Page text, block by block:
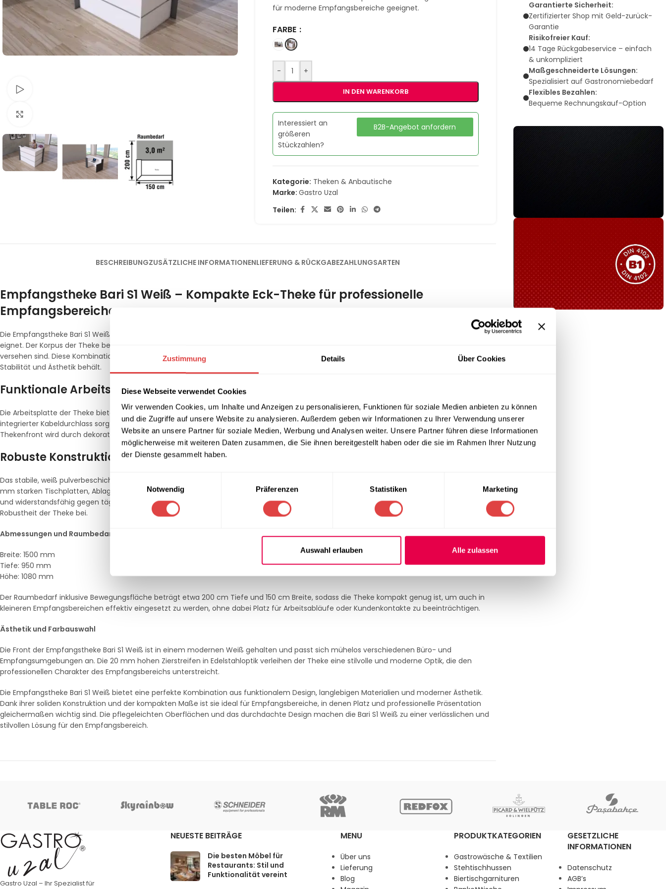
Zustimmung Details Über Cookies
Diese Webseite verwendet Cookies
Wir verwenden Cookies, um Inhalte und Anzeigen zu personalisieren, Funktionen für soziale Medien anbieten zu können
und die Zugriffe auf unsere Website zu analysieren. Außerdem geben wir Informationen zu Ihrer Verwendung unserer
Website an unsere Partner für soziale Medien, Werbung und Analysen weiter. Unsere Partner führen diese Informationen
möglicherweise mit weiteren Daten zusammen, die Sie ihnen bereitgestellt haben oder die sie im Rahmen Ihrer Nutzung
der Dienste gesammelt haben.
Einwilligungsauswahl
Notwendig
Präferenzen Statistiken Marketing
Auswahl erlauben Alle zulassen
für moderne Empfangsbereiche geeignet.
FARBE
- +
IN DEN WARENKORB
Interessiert an
größeren
Stückzahlen?
B2B-Angebot anfordern
Kategorie: Theken & Anbautische
Marke:Gastro Uzal
Teilen:
BESCHREIBUNGZUSÄTZLICHE INFORMATIONENLIEFERUNG & RÜCKGABEZAHLUNGSARTEN
Empfangstheke Bari S1 Weiß – Kompakte Eck-Theke für professionelle
Empfangsbereiche
Die Empfangstheke Bari S1 Weiß überzeugt durch ihre robuste Holz- und Stahlkonstruktion, die sich perfekt für moderne Empfangsbereiche
eignet. Der Korpus der Theke besteht aus hochwertigen, melaminharzbeschichteten Plattenwerkstoffen, die mit stoßfesten ABS-Kanten
versehen sind. Diese Kombination sorgt für eine pflegeleichte und gleichzeitig langlebige Lösung, die selbst bei intensiver Nutzung ihre
Stabilität und Ästhetik behält.
Funktionale Arbeitsfläche und Design
Die Arbeitsplatte der Theke bietet mit einer Tiefe von 80 cm ausreichend Platz für Computer, Unterlagen und andere Arbeitsmaterialien. Ein
integrierter Kabeldurchlass sorgt für eine saubere und ordentliche Kabelführung, sodass der Arbeitsplatz stets aufgeräumt wirkt. Die
Thekenfront wird durch dekorative Edelstahlstreifen optisch aufgelockert, was der Bari S1 eine moderne und elegante Erscheinung verleiht.
Robuste Konstruktion und langlebige Materialien
Das stabile, weiß pulverbeschichtete Stahlgestell verleiht der Theke eine hohe Standfestigkeit und sorgt für eine lange Lebensdauer. Die 19
mm starken Tischplatten, Ablageplatten und Seitenplatten bestehen aus E1-Gütespan und sind melaminharzbeschichtet, was sie pflegeleicht
und widerstandsfähig gegen tägliche Beanspruchungen macht. Die stoßfesten ABS-Kanten bieten zusätzlichen Schutz und tragen zur
Robustheit der Theke bei.
Abmessungen und Raumbedarf
Breite: 1500 mm
Tiefe: 950 mm
Höhe: 1080 mm
Der Raumbedarf inklusive Bewegungsfläche beträgt etwa 200 cm Tiefe und 150 cm Breite, sodass die Theke kompakt genug ist, um auch in
kleineren Empfangsbereichen effektiv eingesetzt zu werden, ohne dabei Platz für Arbeitsabläufe oder Kundenkontakte zu beeinträchtigen.
Ästhetik und Farbauswahl
Die Front der Empfangstheke Bari S1 Weiß ist in einem modernen Weiß gehalten und passt sich mühelos verschiedenen Büro- und
Empfangsumgebungen an. Die 20 mm hohen Zierstreifen in Edelstahloptik verleihen der Theke eine stilvolle und moderne Optik, die den
professionellen Charakter des Empfangsbereichs unterstreicht.
Die Empfangstheke Bari S1 Weiß bietet eine perfekte Kombination aus funktionalem Design, langlebigen Materialien und moderner Ästhetik.
Dank ihrer soliden Konstruktion und der kompakten Maße ist sie ideal für Empfangsbereiche, in denen Platz und professionelle Präsentation
gleichermaßen wichtig sind. Die pflegeleichten Oberflächen und das durchdachte Design machen die Bari S1 Weiß zu einer verlässlichen und
stilvollen Lösung für den Empfangsbereich.
Garantierte Sicherheit:
Zertifizierter Shop mit Geld-zurück-
Garantie
Risikofreier Kauf:
14 Tage Rückgabeservice – einfach
& unkompliziert
Maßgeschneiderte Lösungen:
Spezialisiert auf Gastronomiebedarf
Flexibles Bezahlen:
Bequeme Rechnungskauf-Option
Sie haben nicht das passende
Produkt gefunden?
Wir helfen Ihnen gerne weiter!
B1 Zertifiziert
Gastro Uzal – Ihr Spezialist für
NEUESTE BEITRÄGE
Die besten Möbel für
Restaurants: Stil und
Funktionalität vereint
MENU
Über uns
Lieferung
Blog
PRODUKTKATEGORIEN
Gastrowäsche & Textilien
Stehtischhussen
Biertischgarnituren
GESETZLICHE
INFORMATIONEN
Datenschutz
AGB’s